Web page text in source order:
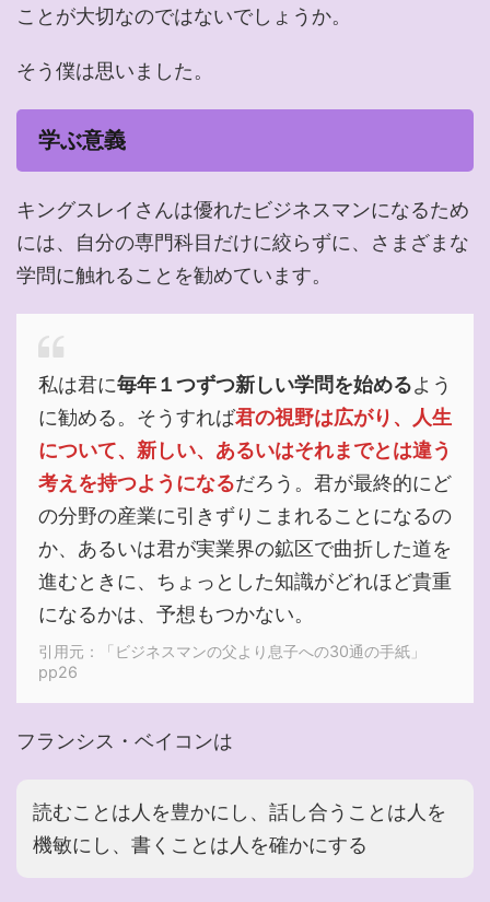
ことが大切なのではないでしょうか。
そう僕は思いました。
学ぶ意義
キングスレイさんは優れたビジネスマンになるため
には、自分の専門科目だけに絞らずに、さまざまな
学問に触れることを勧めています。
私は君に毎年１つずつ新しい学問を始めるよう
に勧める。そうすれば君の視野は広がり、人生
について、新しい、あるいはそれまでとは違う
考えを持つようになるだろう。君が最終的にど
の分野の産業に引きずりこまれることになるの
か、あるいは君が実業界の鉱区で曲折した道を
進むときに、ちょっとした知識がどれほど貴重
になるかは、予想もつかない。
引用元：「ビジネスマンの父より息子への30通の手紙」
pp26
フランシス・ベイコンは
読むことは人を豊かにし、話し合うことは人を
機敏にし、書くことは人を確かにする